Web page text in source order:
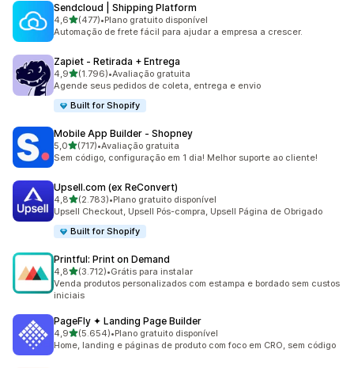
Sendcloud | Shipping Platform
4,6de 5 estrelas
(477)
477 avaliações ao todo
•Plano gratuito disponível
Automação de frete fácil para ajudar a empresa a crescer.
Zapiet ‑ Retirada + Entrega
4,9de 5 estrelas
(1.796)
1796 avaliações ao todo
•Avaliação gratuita
Agende seus pedidos de coleta, entrega e envio
Built for Shopify
Mobile App Builder ‑ Shopney
5,0de 5 estrelas
(717)
717 avaliações ao todo
•Avaliação gratuita
Sem código, configuração em 1 dia! Melhor suporte ao cliente!
Upsell.com (ex ReConvert)
4,8de 5 estrelas
(2.783)
2783 avaliações ao todo
•Plano gratuito disponível
Upsell Checkout, Upsell Pós-compra, Upsell Página de Obrigado
Built for Shopify
Printful: Print on Demand
4,8de 5 estrelas
(3.712)
3712 avaliações ao todo
•Grátis para instalar
Venda produtos personalizados com estampa e bordado sem custos
iniciais
PageFly ✦ Landing Page Builder
4,9de 5 estrelas
(5.654)
5654 avaliações ao todo
•Plano gratuito disponível
Home, landing e páginas de produto com foco em CRO, sem código